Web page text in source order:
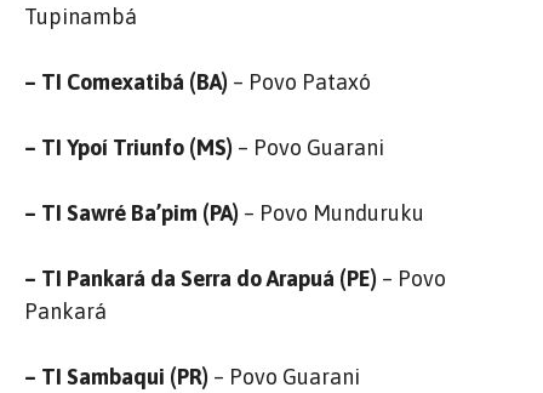
Tupinambá
– TI Comexatibá (BA) – Povo Pataxó
– TI Ypoí Triunfo (MS) – Povo Guarani
– TI Sawré Ba’pim (PA) – Povo Munduruku
– TI Pankará da Serra do Arapuá (PE) – Povo
Pankará
– TI Sambaqui (PR) – Povo Guarani